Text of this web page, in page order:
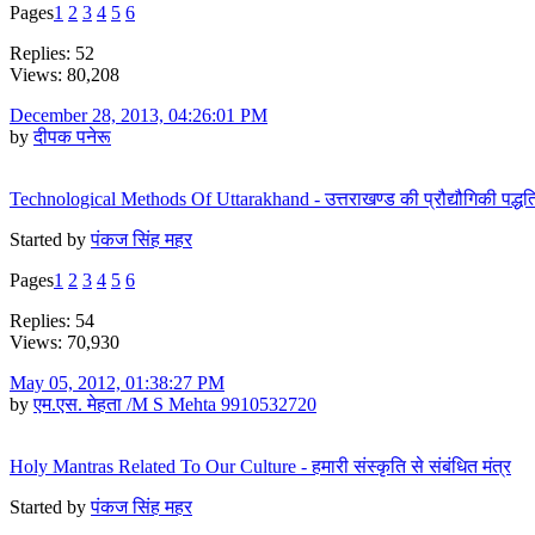
Pages1 2 3 4 5 6
Replies: 52
Views: 80,208
December 28, 2013, 04:26:01 PM
byदीपक पनेरू
Technological Methods Of Uttarakhand - उत्तराखण्ड की प्रौद्यौगिकी
Started byपंकज सिंह महर
Pages1 2 3 4 5 6
Replies: 54
Views: 70,930
May 05, 2012, 01:38:27 PM
byएम.एस. मेहता /M S Mehta 9910532720
Holy Mantras Related To Our Culture - हमारी संस्कृति से संबंधित मंत्र
Started byपंकज सिंह महर